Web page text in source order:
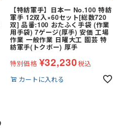
【特紡軍手】日本一 No.100 特紡
軍手 12双入×60セット[総数720
双] 品番:100 おたふく手袋 (作業
用手袋) 7ゲージ(厚手) 安価 工場
作業 一般作業 日曜大工 園芸 特
紡軍手(トクボー) 厚手
特別価格 ¥32,230税込
カートに入れる